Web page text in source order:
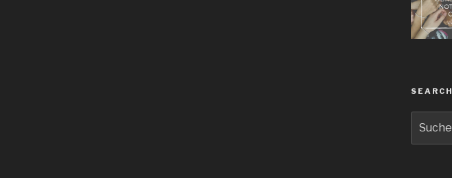
SEARCH
nach: